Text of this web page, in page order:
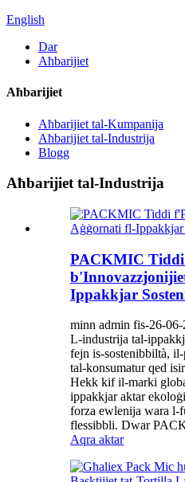
English
Dar
Aħbarijiet
Aħbarijiet
Aħbarijiet tal-Kumpanija
Aħbarijiet tal-Industrija
Blogg
Aħbarijiet tal-Industrija
PACKMIC
Ippakkjar
minn admin fis-26-06-
L-industrija tal-
fejn is-sostenibbiltà,
tal-konsumatur qed
Hekk kif il-marki
ippakkjar aktar
forza ewlenija wara l-
flessibbli. Dwar
Aqra aktar